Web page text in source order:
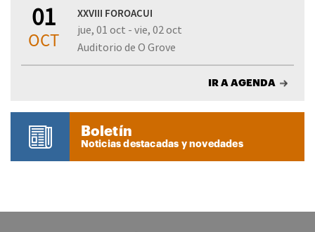
01
OCT
XXVIII FOROACUI
jue, 01 oct - vie, 02 oct
Auditorio de O Grove
IR A AGENDA
Boletín
Noticias destacadas y novedades